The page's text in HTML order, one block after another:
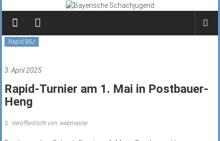
springen
Rapid BSJ
3. April 2025
Rapid-Turnier am 1. Mai in Postbauer-
Heng
Veröffentlicht von: webmaster